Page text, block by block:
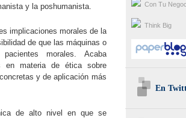
y la poshumanista.
implicaciones morales de la
de que las máquinas o
morales. Acaba
en materia de ética sobre
y de aplicación más
de alto nivel en que se
Con Tu
Think Big
En